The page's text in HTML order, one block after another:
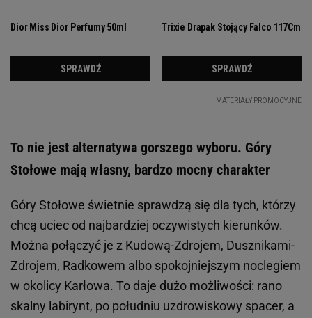
To nie jest alternatywa gorszego wyboru. Góry
Stołowe mają własny, bardzo mocny charakter
Góry Stołowe świetnie sprawdzą się dla tych, którzy
chcą uciec od najbardziej oczywistych kierunków.
Można połączyć je z Kudową-Zdrojem, Dusznikami-
Zdrojem, Radkowem albo spokojniejszym noclegiem
w okolicy Karłowa. To daje dużo możliwości: rano
skalny labirynt, po południu uzdrowiskowy spacer, a